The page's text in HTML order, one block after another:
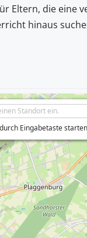
Eltern, die eine
hinaus
Eingabetaste starten